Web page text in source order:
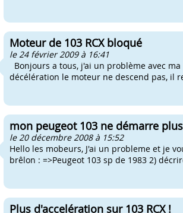
Moteur de 103 RCX bloqué
le 24 février 2009 à 16:41
Bonjours a tous, j'ai un problème avec
décélération le moteur ne descend pas, il
mon peugeot 103 ne démarre
le 20 décembre 2008 à 15:52
Hello les mobeurs, J'ai un probleme et je
brêlon : =>Peugeot 103 sp de 1983 2)
Plus d'accelération sur 103 RCX !